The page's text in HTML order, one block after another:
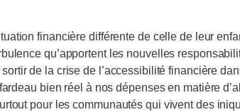
financière différente de celle de leur
qu’apportent les nouvelles
de la crise de l’accessibilité financière
bien réel à nos dépenses en matière
pour les communautés qui vivent des